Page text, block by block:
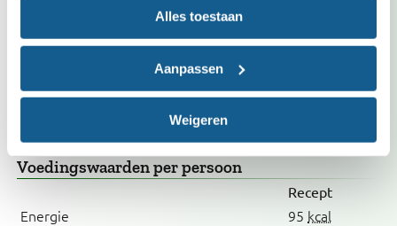
Alles toestaan
Aanpassen
Weigeren
Bij verhoogd cholesterol
Vrij van ei
Voedingswaardenper persoon
Recept
Energie 95 kcal